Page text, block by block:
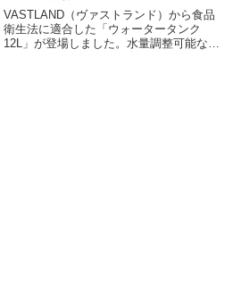
VASTLAND（ヴァストランド）から食品
衛生法に適合した「ウォータータンク
12L」が登場しました。水量調整可能なコ